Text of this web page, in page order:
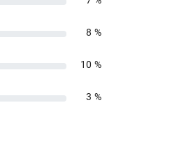
8 %
10 %
3 %